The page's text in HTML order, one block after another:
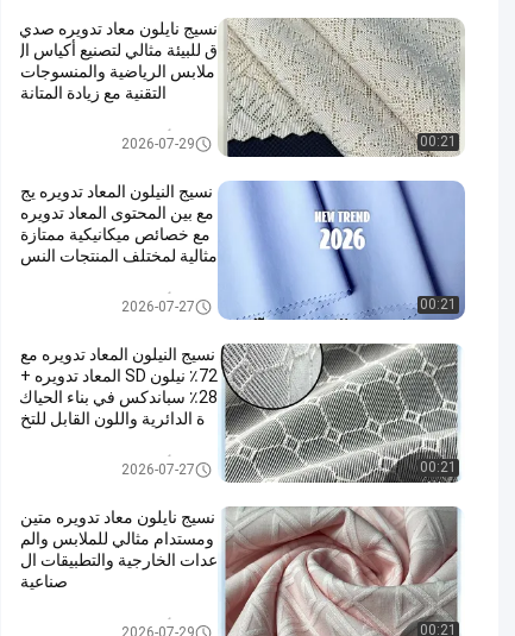
00:21
نسيج نايلون معاد تدويره صدي
ق للبيئة مثالي لتصنيع أكياس ال
ملابس الرياضية والمنسوجات
التقنية مع زيادة المتانة
أقمشة نايلون معاد تدويرها
2026-07-29
00:21
نسيج النيلون المعاد تدويره يج
مع بين المحتوى المعاد تدويره
مع خصائص ميكانيكية ممتازة
مثالية لمختلف المنتجات النس
أقمشة نايلون معاد تدويرها
2026-07-27
00:21
نسيج النيلون المعاد تدويره مع
72٪ نيلون SD المعاد تدويره +
28٪ سباندكس في بناء الحياك
ة الدائرية واللون القابل للتخ
أقمشة نايلون معاد تدويرها
2026-07-27
00:21
نسيج نايلون معاد تدويره متين
ومستدام مثالي للملابس والم
عدات الخارجية والتطبيقات ال
صناعية
أقمشة نايلون معاد تدويرها
2026-07-29